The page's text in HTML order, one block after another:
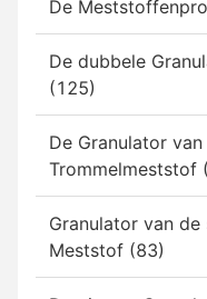
De
De dubbele
(125)
De Granulator
Trommelmeststof
Granulator van
Meststof (83)